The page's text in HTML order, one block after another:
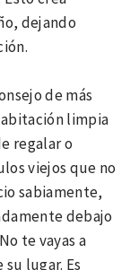
dejando
de más
limpia
regalar o
viejos que no
sabiamente,
debajo
te vayas a
lugar. Es